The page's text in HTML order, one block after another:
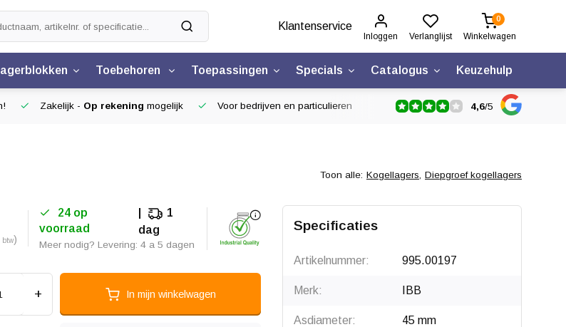
Klantenservice
Inloggen Verlanglijst
0
Winkelwagen
Toebehoren Toepassingen Specials Catalogus Keuzehulp
Zakelijk - Op rekening mogelijk Voor bedrijven en particulieren 4,6/5
Toon alle: Kogellagers, Diepgroef kogellagers
btw)
24 op
voorraad
1
dag
Meer nodig? Levering: 4 a 5 dagen
+ In mijn winkelwagen
Specificaties
Artikelnummer: 995.00197
Merk: IBB
Asdiameter: 45 mm